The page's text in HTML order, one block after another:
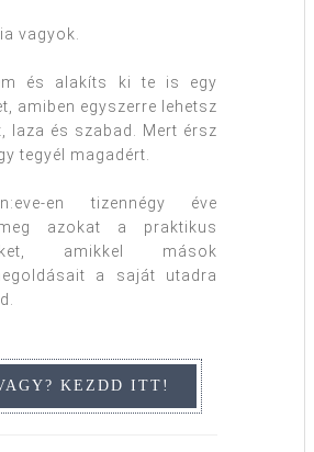
vagyok.
és alakíts ki te is egy
amiben egyszerre lehetsz
laza és szabad. Mert érsz
tegyél magadért.
en tizennégy éve
azokat a praktikus
amikkel mások
a saját utadra